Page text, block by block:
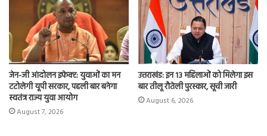
जेन-जी आंदोलन इफेक्ट: युवाओं का मन
टटोलेगी यूपी सरकार, पहली बार बनेगा
स्वतंत्र राज्य युवा आयोग
August 7, 2026
उत्तराखंड: इन 13 महिलाओं को मिलेगा इस
बार तीलू रौतेली पुरस्कार, सूची जारी
August 6, 2026